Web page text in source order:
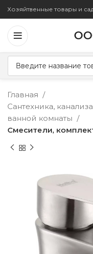
Хозяйтвенные товары и
Главная
Сантехника,
ванной комнаты
Смесители,